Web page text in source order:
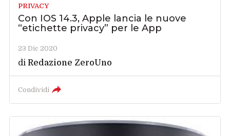
PRIVACY
Con IOS 14.3, Apple lancia le nuove
“etichette privacy” per le App
23 Dic 2020
diRedazione ZeroUno
Condividi